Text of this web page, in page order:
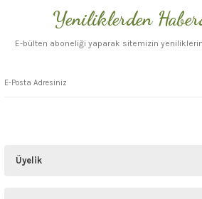
Yeniliklerden
E-bülten aboneliği yaparak sitemizin
Üyelik